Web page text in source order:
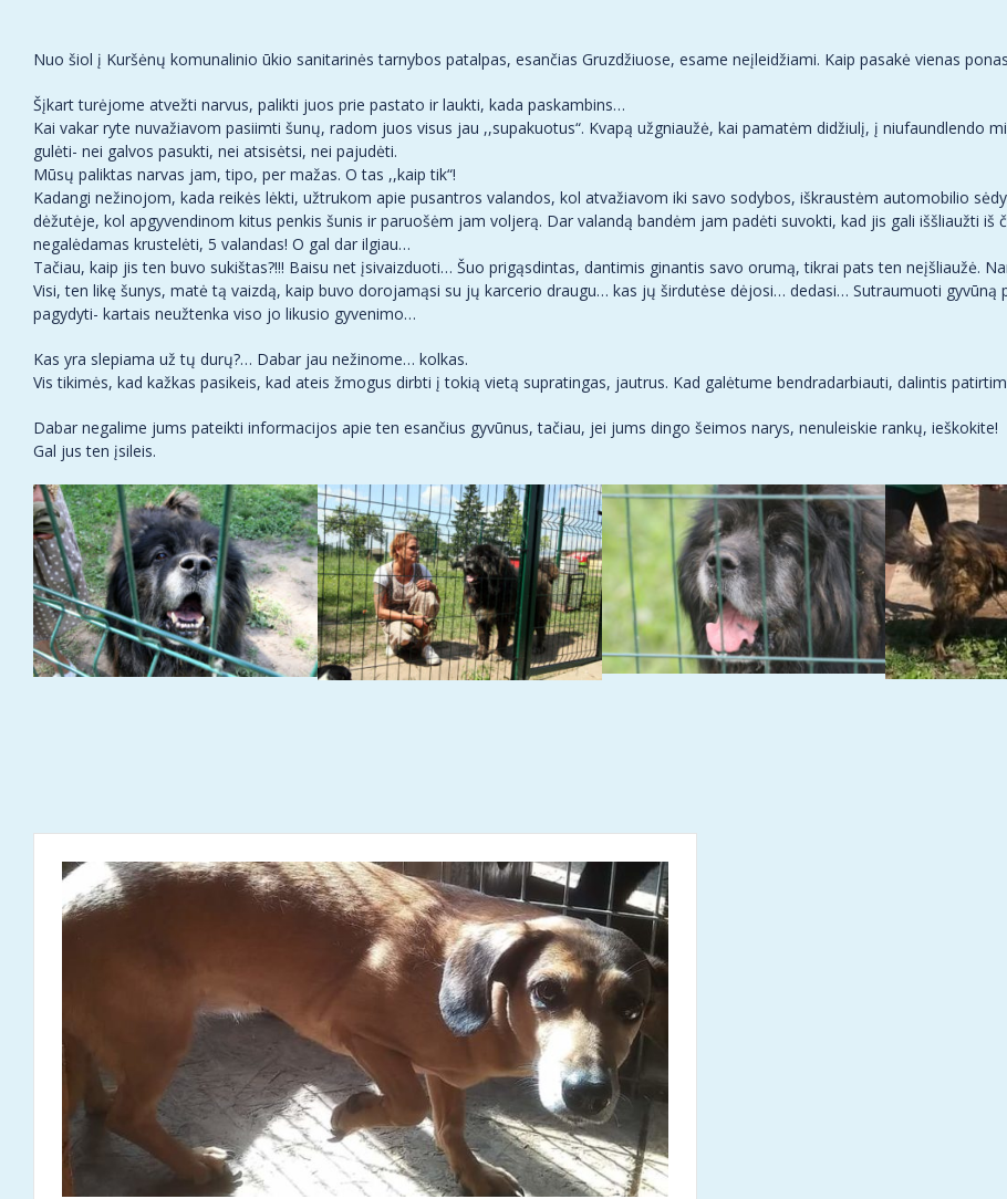
Nuo šiol į Kuršėnų komunalinio ūkio sanitarinės tarnybos patalpas, esančias Gruzdžiuose, esame neįleidžiami. Kaip pasakė vienas
Šįkart turėjome atvežti narvus, palikti juos prie pastato ir laukti, kada paskambins…
Kai vakar ryte nuvažiavom pasiimti šunų, radom juos visus jau ,,supakuotus“. Kvapą užgniaužė, kai pamatėm didžiulį, į niufaundlendo
gulėti- nei galvos pasukti, nei atsisėtsi, nei pajudėti.
Mūsų paliktas narvas jam, tipo, per mažas. O tas ,,kaip tik“!
Kadangi nežinojom, kada reikės lėkti, užtrukom apie pusantros valandos, kol atvažiavom iki savo sodybos, iškraustėm automobilio
dėžutėje, kol apgyvendinom kitus penkis šunis ir paruošėm jam voljerą. Dar valandą bandėm jam padėti suvokti, kad jis gali iššliaužti iš
negalėdamas krustelėti, 5 valandas! O gal dar ilgiau…
Tačiau, kaip jis ten buvo sukištas?!!! Baisu net įsivaizduoti… Šuo prigąsdintas, dantimis ginantis savo orumą, tikrai pats ten neįšliaužė.
Visi, ten likę šunys, matė tą vaizdą, kaip buvo dorojamąsi su jų karcerio draugu… kas jų širdutėse dėjosi… dedasi… Sutraumuoti gyvūną
pagydyti- kartais neužtenka viso jo likusio gyvenimo…
Kas yra slepiama už tų durų?… Dabar jau nežinome… kolkas.
Vis tikimės, kad kažkas pasikeis, kad ateis žmogus dirbti į tokią vietą supratingas, jautrus. Kad galėtume bendradarbiauti, dalintis
Dabar negalime jums pateikti informacijos apie ten esančius gyvūnus, tačiau, jei jums dingo šeimos narys, nenuleiskie rankų, ieškokite!
Gal jus ten įsileis.